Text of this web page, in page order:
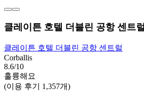
클레이튼 호텔 더블린 공항 센트럴
클레이튼 호텔 더블린 공항 센트럴
Corballis
8.6/10
훌륭해요
(이용 후기 1,357개)